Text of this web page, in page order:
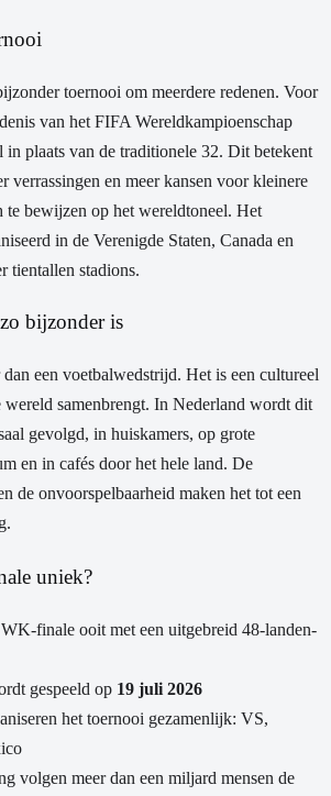
toernooi om meerdere redenen. Voor
van het FIFA Wereldkampioenschap
in plaats van de traditionele 32. Dit betekent
verrassingen en meer kansen voor kleinere
te bewijzen op het wereldtoneel. Het
in de Verenigde Staten, Canada en
tientallen stadions.
bijzonder is
een voetbalwedstrijd. Het is een cultureel
wereld samenbrengt. In Nederland wordt dit
gevolgd, in huiskamers, op grote
en in cafés door het hele land. De
de onvoorspelbaarheid maken het tot een
uniek?
finale ooit met een uitgebreid 48-landen-
gespeeld op 19 juli 2026
het toernooi gezamenlijk: VS,
volgen meer dan een miljard mensen de